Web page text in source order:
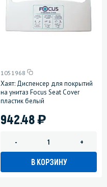
1051968
Хаят: Диспенсер для покрытий
на унитаз Focus Seat Cover
пластик белый
942.48)
- +
В КОРЗИНУ